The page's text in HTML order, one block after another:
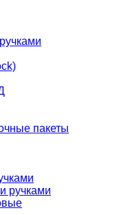
пакеты
ручками